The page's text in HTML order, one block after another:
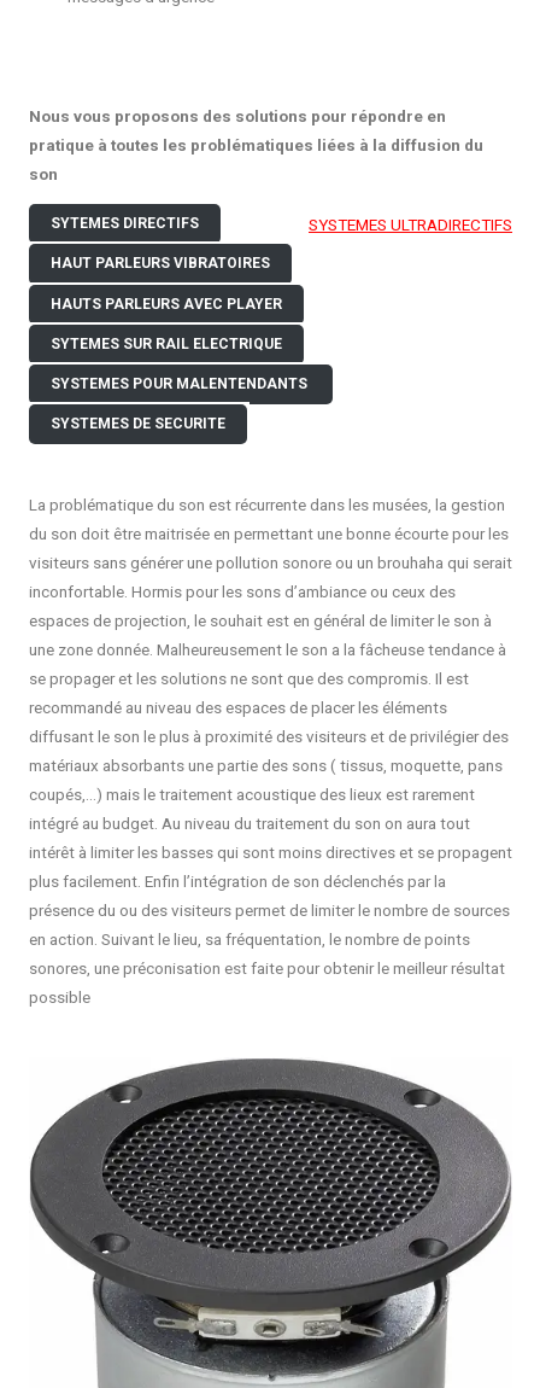
Nous vous proposons des solutions pour répondre en
pratique à toutes les problématiques liées à la diffusion du
son
SYTEMES DIRECTIFS SYSTEMES ULTRADIRECTIFS
HAUT PARLEURS VIBRATOIRES
HAUTS PARLEURS AVEC PLAYER
SYTEMES SUR RAIL ELECTRIQUE
SYSTEMES POUR MALENTENDANTS
SYSTEMES DE SECURITE
La problématique du son est récurrente dans les musées, la gestion
du son doit être maitrisée en permettant une bonne écourte pour les
visiteurs sans générer une pollution sonore ou un brouhaha qui serait
inconfortable. Hormis pour les sons d’ambiance ou ceux des
espaces de projection, le souhait est en général de limiter le son à
une zone donnée. Malheureusement le son a la fâcheuse tendance à
se propager et les solutions ne sont que des compromis. Il est
recommandé au niveau des espaces de placer les éléments
diffusant le son le plus à proximité des visiteurs et de privilégier des
matériaux absorbants une partie des sons ( tissus, moquette, pans
coupés,…) mais le traitement acoustique des lieux est rarement
intégré au budget. Au niveau du traitement du son on aura tout
intérêt à limiter les basses qui sont moins directives et se propagent
plus facilement. Enfin l’intégration de son déclenchés par la
présence du ou des visiteurs permet de limiter le nombre de sources
en action. Suivant le lieu, sa fréquentation, le nombre de points
sonores, une préconisation est faite pour obtenir le meilleur résultat
possible